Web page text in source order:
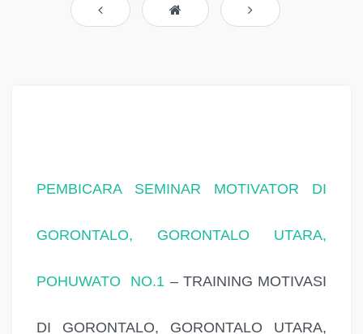
PEMBICARA SEMINAR MOTIVATOR DI
GORONTALO, GORONTALO UTARA,
POHUWATO NO.1 – TRAINING MOTIVASI
DI GORONTALO, GORONTALO UTARA,